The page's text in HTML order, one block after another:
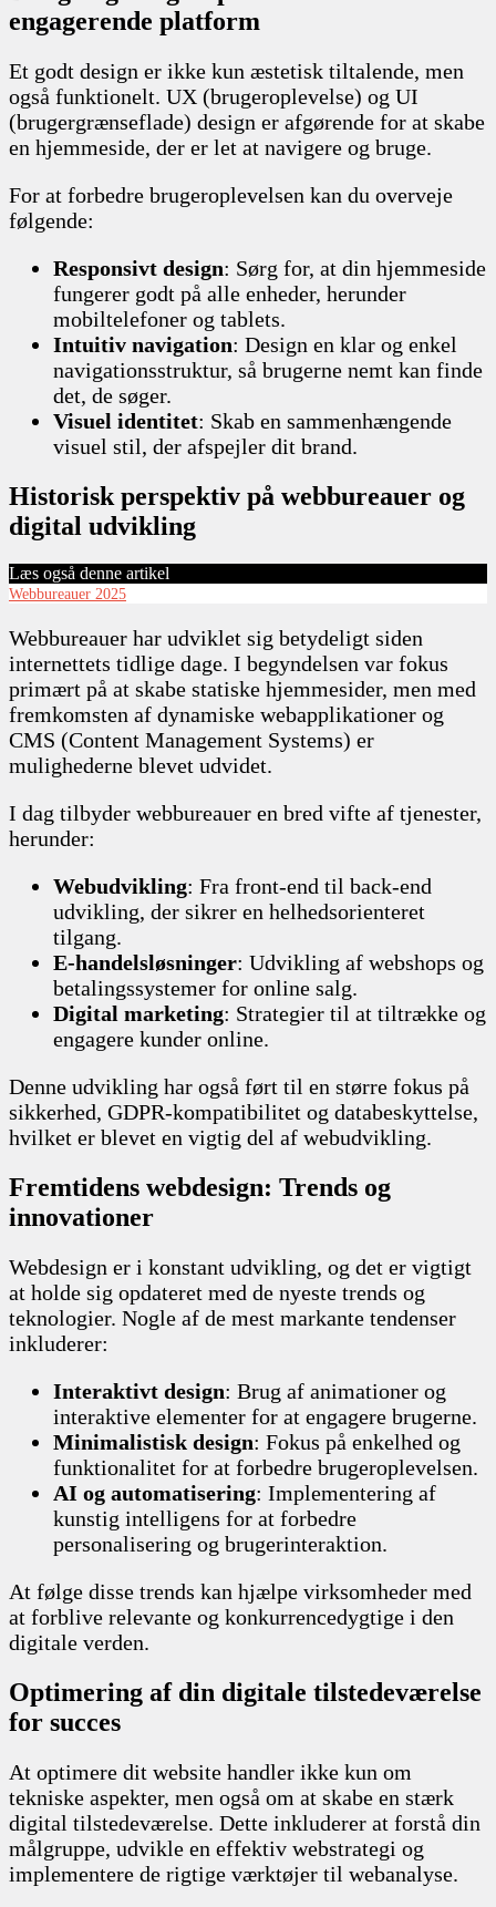
engagerende platform
Et godt design er ikke kun æstetisk tiltalende, men
også funktionelt. UX (brugeroplevelse) og UI
(brugergrænseflade) design er afgørende for at skabe
en hjemmeside, der er let at navigere og bruge.
For at forbedre brugeroplevelsen kan du overveje
følgende:
Responsivt design: Sørg for, at din hjemmeside
fungerer godt på alle enheder, herunder
mobiltelefoner og tablets.
Intuitiv navigation: Design en klar og enkel
navigationsstruktur, så brugerne nemt kan finde
det, de søger.
Visuel identitet: Skab en sammenhængende
visuel stil, der afspejler dit brand.
Historisk perspektiv på webbureauer og
digital udvikling
Læs også denne artikel
Webbureauer 2025
Webbureauer har udviklet sig betydeligt siden
internettets tidlige dage. I begyndelsen var fokus
primært på at skabe statiske hjemmesider, men med
fremkomsten af dynamiske webapplikationer og
CMS (Content Management Systems) er
mulighederne blevet udvidet.
I dag tilbyder webbureauer en bred vifte af tjenester,
herunder:
Webudvikling: Fra front-end til back-end
udvikling, der sikrer en helhedsorienteret
tilgang.
E-handelsløsninger: Udvikling af webshops og
betalingssystemer for online salg.
Digital marketing: Strategier til at tiltrække og
engagere kunder online.
Denne udvikling har også ført til en større fokus på
sikkerhed, GDPR-kompatibilitet og databeskyttelse,
hvilket er blevet en vigtig del af webudvikling.
Fremtidens webdesign: Trends og
innovationer
Webdesign er i konstant udvikling, og det er vigtigt
at holde sig opdateret med de nyeste trends og
teknologier. Nogle af de mest markante tendenser
inkluderer:
Interaktivt design: Brug af animationer og
interaktive elementer for at engagere brugerne.
Minimalistisk design: Fokus på enkelhed og
funktionalitet for at forbedre brugeroplevelsen.
AI og automatisering: Implementering af
kunstig intelligens for at forbedre
personalisering og brugerinteraktion.
At følge disse trends kan hjælpe virksomheder med
at forblive relevante og konkurrencedygtige i den
digitale verden.
Optimering af din digitale tilstedeværelse
for succes
At optimere dit website handler ikke kun om
tekniske aspekter, men også om at skabe en stærk
digital tilstedeværelse. Dette inkluderer at forstå din
målgruppe, udvikle en effektiv webstrategi og
implementere de rigtige værktøjer til webanalyse.